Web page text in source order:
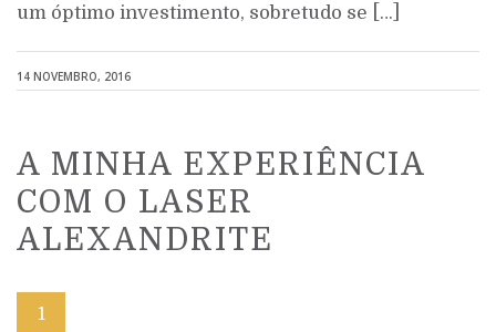
um óptimo investimento, sobretudo se […]
14 NOVEMBRO, 2016
A MINHA EXPERIÊNCIA
COM O LASER
ALEXANDRITE
1